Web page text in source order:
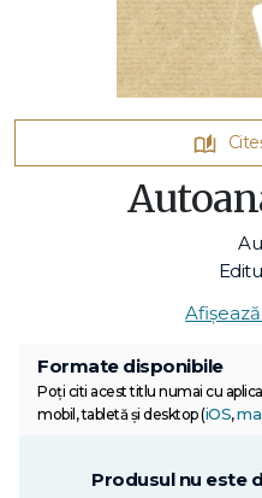
Formate disponibile
Poți citi acest titlu numai cu
mobil, tabletă și desktop (iOS,
Produsul nu este